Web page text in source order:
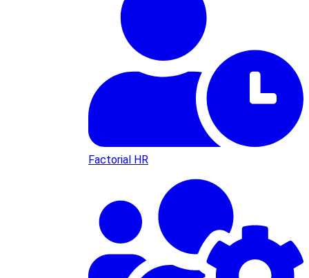
Factorial HR